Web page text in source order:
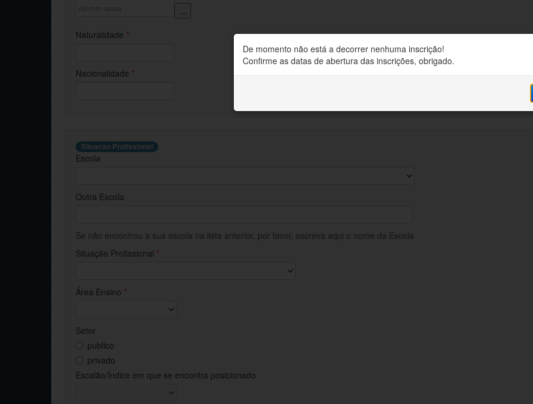
...
Naturalidade *
Nacionalidade *
Situacao Profissional
Escola
Outra Escola
Se não encontrou a sua escola na lista anterior, por favor, escreva aqui o nome da Escola
Situação Profissional *
Área Ensino *
Setor
publico
privado
Escalão/Índice em que se encontra posicionado
De momento não está a decorrer nenhuma inscrição!
Confirme as datas de abertura das inscrições, obrigado.